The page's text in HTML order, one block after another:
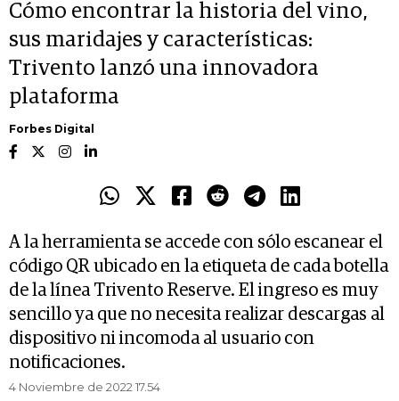
Cómo encontrar la historia del vino,
sus maridajes y características:
Trivento lanzó una innovadora
plataforma
Forbes Digital
A la herramienta se accede con sólo escanear el
código QR ubicado en la etiqueta de cada botella
de la línea Trivento Reserve. El ingreso es muy
sencillo ya que no necesita realizar descargas al
dispositivo ni incomoda al usuario con
notificaciones.
4 Noviembre de 2022 17.54